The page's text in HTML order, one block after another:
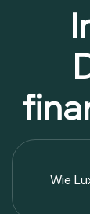
Wie